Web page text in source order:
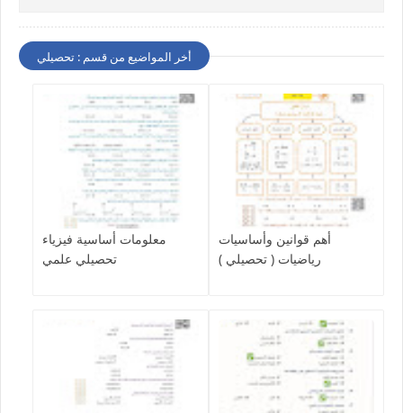
أخر المواضيع من قسم : تحصيلي
معلومات أساسية فيزياء
تحصيلي علمي
أهم قوانين وأساسيات
رياضيات ( تحصيلي )